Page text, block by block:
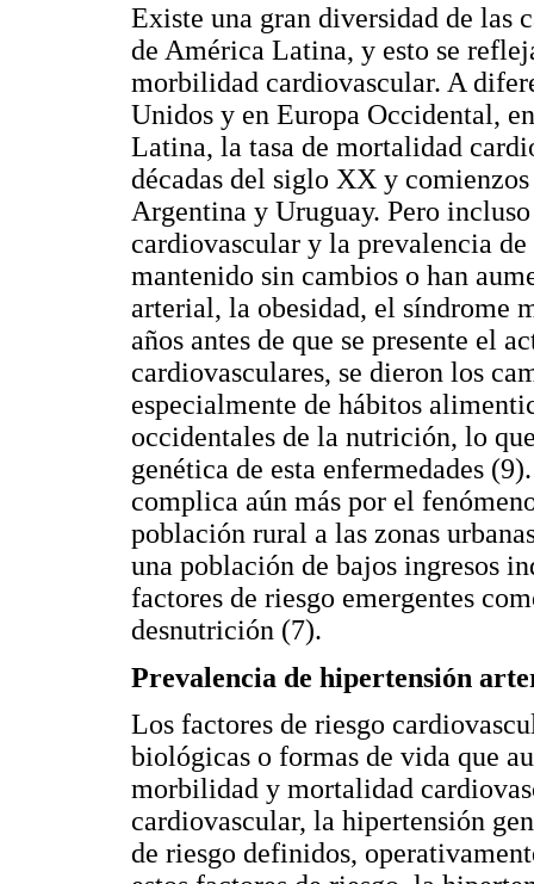
Existe una gran diversidad de las
de América Latina, y esto se
morbilidad cardiovascular. A
Unidos y en Europa Occidental,
Latina, la tasa de mortalidad
décadas del siglo XX y
Argentina y Uruguay. Pero
cardiovascular y la prevalencia
mantenido sin cambios o han
arterial, la obesidad, el síndrome
años antes de que se presente el
cardiovasculares, se dieron los
especialmente de hábitos
occidentales de la nutrición, lo
genética de esta enfermedades
complica aún más por el
población rural a las zonas
una población de bajos ingresos
factores de riesgo emergentes
desnutrición (7).
Prevalencia de hipertensión
Los factores de riesgo
biológicas o formas de vida que
morbilidad y mortalidad
cardiovascular, la hipertensión
de riesgo definidos,